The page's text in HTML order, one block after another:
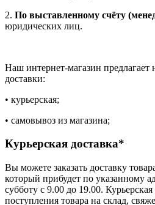
2. По выставленному счёту
юридических лиц.
Наш интернет-магазин предлагает
доставки:
• курьерская;
• самовывоз из магазина;
Курьерская доставка*
Вы можете заказать доставку
который прибудет по указанному
субботу с 9.00 до 19.00.
поступления товара на склад,